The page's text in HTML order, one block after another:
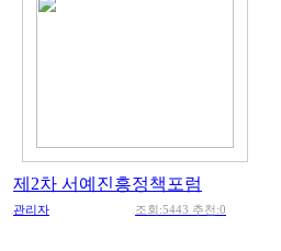
제2차 서예진흥정책포럼
관리자 조회:5443 추천:0